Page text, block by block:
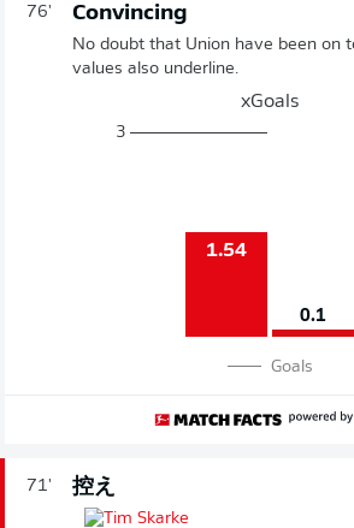
76' Convincing
No doubt that Union have been on
values also underline.
xGoals
3
1.54
0.1
Goals
71' 控え